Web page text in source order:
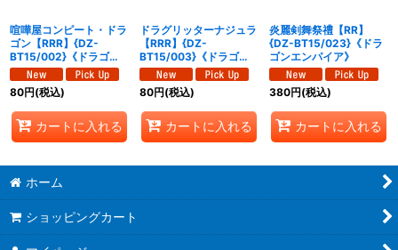
喧嘩屋コンピート・ドラ
ゴン【RRR】{DZ-
BT15/002}《ドラゴン
エンパイア》
80円(税込)
カートに入れる
ドラグリッターナジュラ
【RRR】{DZ-
BT15/003}《ドラゴン
エンパイア》
80円(税込)
カートに入れる
炎麗剣舞祭禮【RR】
{DZ-BT15/023}《ドラ
ゴンエンパイア》
380円(税込)
カートに入れる
ホーム
ショッピングカート